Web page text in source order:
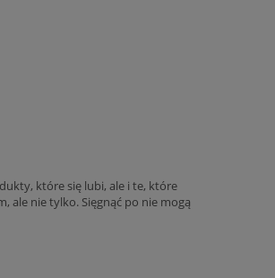
które się lubi, ale i te, które
ale nie tylko. Sięgnąć po nie mogą